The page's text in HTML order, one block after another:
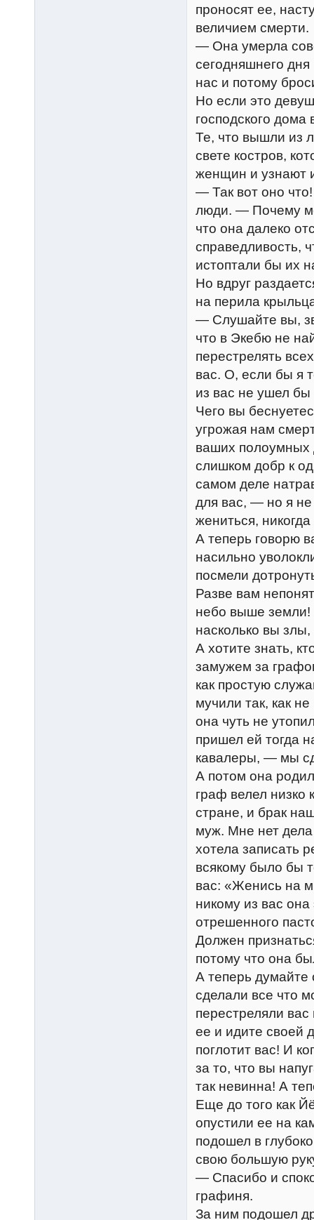
проносят ее,
величием смерти.
— Она умерла
сегодняшнего
нас и потому
Но если это
господского дома
Те, что вышли из
свете костров,
женщин и узнают
— Так вот оно
люди. — Почему
что она далеко
справедливость,
истоптали бы их
Но вдруг
на перила
— Слушайте вы,
что в Экебю не
перестрелять
вас. О, если бы я
из вас не ушел
Чего вы
угрожая нам
ваших полоумных
слишком добр к
самом деле
для вас, — но я не
жениться,
А теперь говорю
насильно
посмели
Разве вам
небо выше земли!
насколько вы
А хотите знать,
замужем за
как простую
мучили так, как
она чуть не
пришел ей тогда
кавалеры, — мы
А потом она
граф велел низко
стране, и брак
муж. Мне нет дела
хотела записать
всякому было бы
вас: «Женись на
никому из вас
отрешенного
Должен
потому что она
А теперь думайте
сделали все что
перестреляли
ее и идите своей
поглотит вас! И
за то, что вы
так невинна! А
Еще до того как
опустили ее на
подошел в
свою большую
— Спасибо и
графиня.
За ним подошел